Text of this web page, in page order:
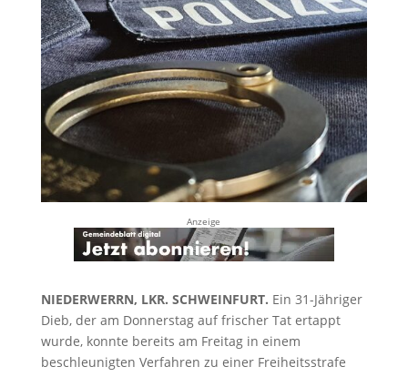
Anzeige
NIEDERWERRN, LKR. SCHWEINFURT. Ein 31-Jähriger
Dieb, der am Donnerstag auf frischer Tat ertappt
wurde, konnte bereits am Freitag in einem
beschleunigten Verfahren zu einer Freiheitsstrafe